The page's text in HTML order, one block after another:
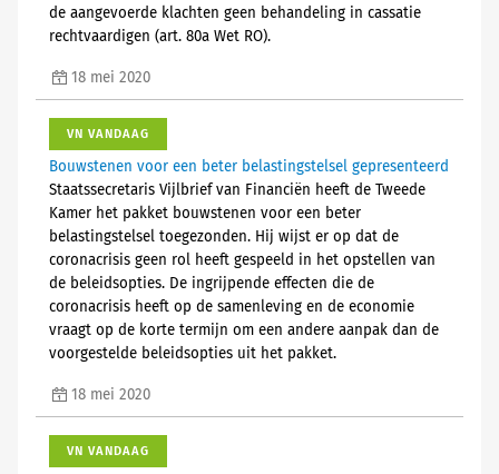
de aangevoerde klachten geen behandeling in cassatie
rechtvaardigen (art. 80a Wet RO).
18 mei 2020
VN VANDAAG
Bouwstenen voor een beter belastingstelsel gepresenteerd
Staatssecretaris Vijlbrief van Financiën heeft de Tweede
Kamer het pakket bouwstenen voor een beter
belastingstelsel toegezonden. Hij wijst er op dat de
coronacrisis geen rol heeft gespeeld in het opstellen van
de beleidsopties. De ingrijpende effecten die de
coronacrisis heeft op de samenleving en de economie
vraagt op de korte termijn om een andere aanpak dan de
voorgestelde beleidsopties uit het pakket.
18 mei 2020
VN VANDAAG